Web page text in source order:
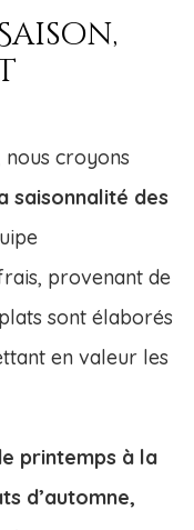
nous croyons
saisonnalité des
provenant de
sont élaborés
en valeur les
printemps à la
d’automne,